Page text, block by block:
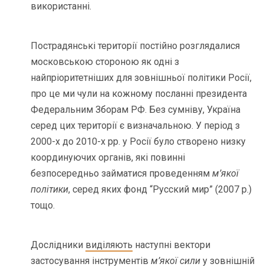
використанні.
Пострадянські території постійно розглядалися
московською стороною як одні з
найпріоритетніших для зовнішньої політики Росії,
про це ми чули на кожному посланні президента
Федеральним Зборам РФ. Без сумніву, Україна
серед цих території є визначальною. У період з
2000-х до 2010-х рр. у Росії було створено низку
координуючих органів, які повинні
безпосередньо займатися проведеннямм’якої
політики, серед яких фонд “Русский мир” (2007 р.)
тощо.
Дослідники виділяють наступні вектори
застосування інструментівм’якої силиу зовнішній